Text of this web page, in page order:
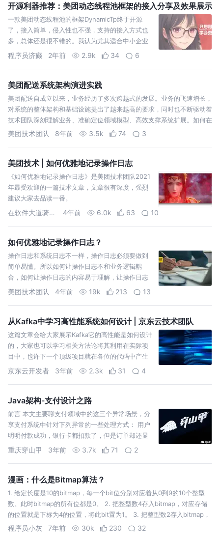
开源利器推荐：美团动态线程池框架的接入分享及效果展示
一款美团动态线程池的框架DynamicTp终于开源
了，接入简单，侵入性也不强，支持的接入方式也
多，总体还是很不错的。我认为尤其适合中小企业
SpringBoot应用接入，是一款线程池监控的利器。
程序员济癫 2年前 2.9k 34 6
美团配送系统架构演进实践
美团配送自成立以来，业务经历了多次跨越式的发展。业务的飞速增长，
对系统的整体架构和基础设施提出了越来越高的要求，同时也不断驱动着
技术团队深刻理解业务、准确定位领域模型、高效支撑系统扩展。如何在
业务高速增长、可用性越来越高的背景下实现系统架构的快速有效升级？
美团技术团队 8年前 3.5k 74 3
美团技术 | 如何优雅地记录操作日志
《如何优雅地记录操作日志》是美团技术团队2021
年最受欢迎的一篇技术文章，文章很有深度，强烈
建议大家去品读一番。
在软件大道骑行的小石 4年前 6.0k 63 10
如何优雅地记录操作日志？
操作日志和系统日志不一样，操作日志必须要做到
简单易懂。所以如何让操作日志不和业务逻辑耦
合，如何让操作日志的内容易于理解，让操作日志
的接入更加简单？上面这些都是本文要回答的问
美团技术团队 4年前 19k 213 13
从Kafka中学习高性能系统如何设计 | 京东云技术团队
这篇文章会给大家展示Kafka它的高性能是如何设计
的，大家也可以学习相关方法论将其利用在实际项
目中，也许下一个顶级项目就在各位的代码中产生
了。
京东云开发者 3年前 2.3k 31 4
Java架构-支付设计之路
前言 本文主要聊支付领域中的这三个异常场景，分
享支付系统中针对下列异常的一些处理方式： 用户
明明付款成功，银行卡都扣款了，但是订单却还显
示待付款。即掉单的场景。 重复付款的异常，即同
重庆穿山甲 3年前 3.7k 71 2
漫画：什么是Bitmap算法？
1. 给定长度是10的bitmap，每一个bit位分别对应着从0到9的10个整型
数。此时bitmap的所有位都是0。 2. 把整型数4存入bitmap，对应存储
的位置就是下标为4的位置，将此bit置为1。 3. 把整型数2存入bitmap，
对应存储的位置就是下标为2的位置，将此…
程序员小灰 7年前 30k 230 32